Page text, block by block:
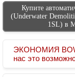
Купите
(Underwater
1SL) в
ЭКОНОМИЯ
нас это